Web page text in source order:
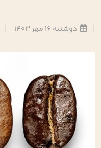
دوشنبه 16 مهر 1403